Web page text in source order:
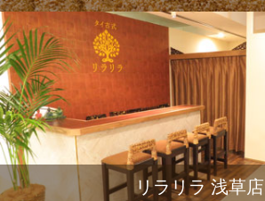
リラリラ 浅草店